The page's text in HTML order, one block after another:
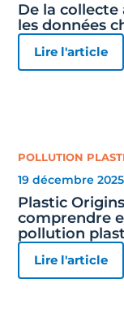
De la collecte
les données
Lire l'article
POLLUTION
19 décembre 2025
Plastic
comprendre
pollution
Lire l'article